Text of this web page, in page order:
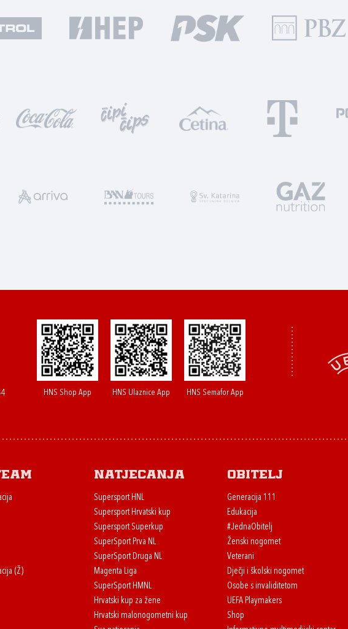
HNS Shop App HNS Ulaznice App HNS Semafor App
(Ž)
Natjecanja
Supersport HNL
Supersport Hrvatski kup
Supersport Superkup
SuperSport Prva NL
SuperSport Druga NL
Magenta Liga
SuperSport HMNL
Hrvatski kup za žene
Hrvatski malonogometni kup
Obitelj
Generacija 111
Edukacija
#JednaObitelj
Ženski nogomet
Veterani
Dječji i školski nogomet
Osobe s invaliditetom
UEFA Playmakers
Shop